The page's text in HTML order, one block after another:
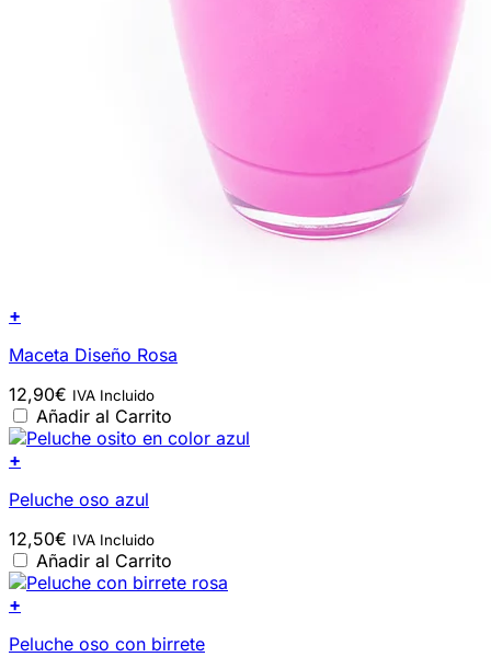
+
Maceta Diseño Rosa
12,90€ IVA Incluido
Añadir al Carrito
+
Peluche oso azul
12,50€ IVA Incluido
Añadir al Carrito
+
Peluche oso con birrete